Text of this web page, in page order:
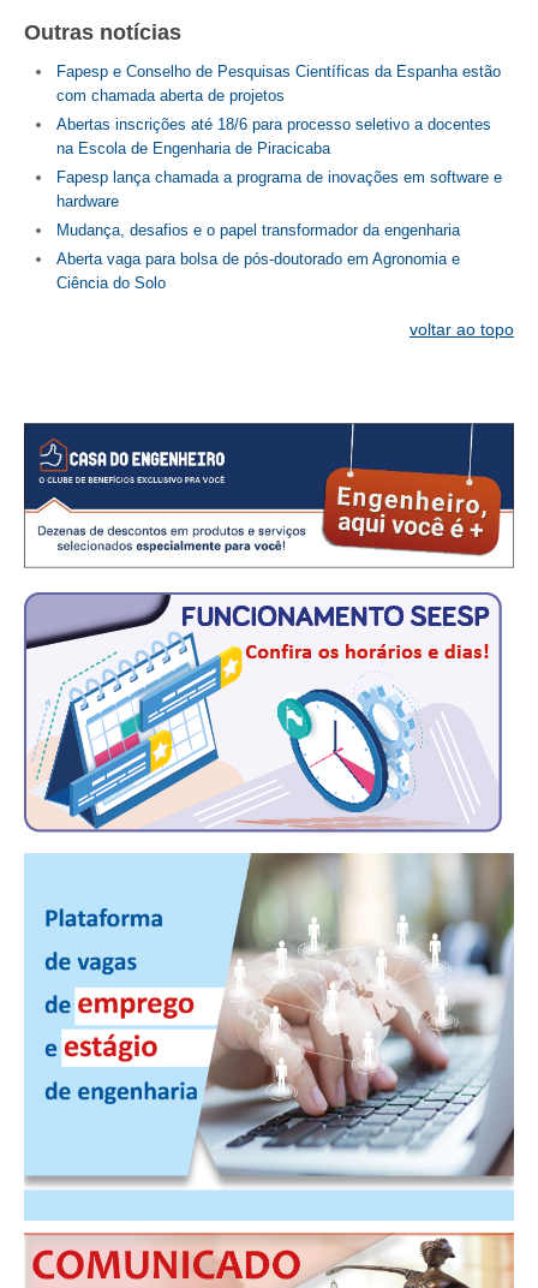
CURSOS
ENGENHEIRO EMPREENDEDOR
SEESP EDUCAÇÃO
PLATAFORMAS GRATUITAS
BENEFÍCIOS
PLANO DE SAÚDE
CONSÓRCIOS
COMUNICAÇÃO
PALAVRA DO MURILO
NOTÍCIAS
CONTEÚDO ESPECIAL
JORNAL DO ENGENHEIRO
SEESP NOTÍCIAS
NOTÍCIAS NO WHATSAPP
FOTOS
PUBLICAÇÕES
MANUAL DE REDAÇÃO
CONTATO
Outras notícias
Fapesp e Conselho de Pesquisas Científicas da Espanha estão
com chamada aberta de projetos
Abertas inscrições até 18/6 para processo seletivo a docentes
na Escola de Engenharia de Piracicaba
Fapesp lança chamada a programa de inovações em software e
hardware
Mudança, desafios e o papel transformador da engenharia
Aberta vaga para bolsa de pós-doutorado em Agronomia e
Ciência do Solo
voltar ao topo